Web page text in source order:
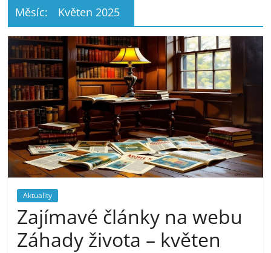
Měsíc: Květen 2025
Aktuality
Zajímavé články na webu
Záhady života – květen